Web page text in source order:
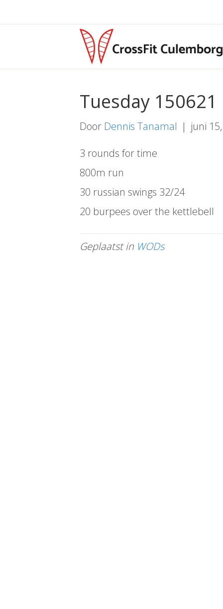
Tuesday 150621
Door Dennis Tanamal | juni
3 rounds for time
800m run
30 russian swings 32/24
20 burpees over the kettlebell
Geplaatst in WODs